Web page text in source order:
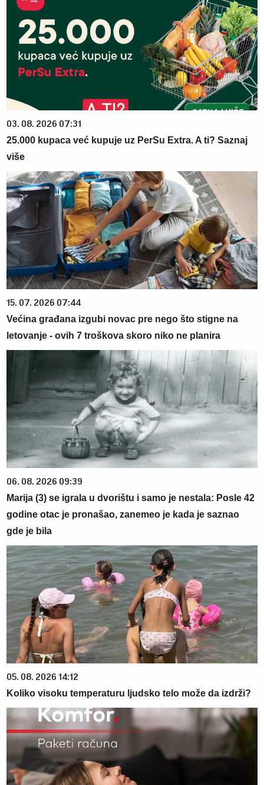
03. 08. 2026 07:31
25.000 kupaca već kupuje uz PerSu Extra. A ti? Saznaj
više
15. 07. 2026 07:44
Većina građana izgubi novac pre nego što stigne na
letovanje - ovih 7 troškova skoro niko ne planira
06. 08. 2026 09:39
Marija (3) se igrala u dvorištu i samo je nestala: Posle 42
godine otac je pronašao, zanemeo je kada je saznao
gde je bila
05. 08. 2026 14:12
Koliko visoku temperaturu ljudsko telo može da izdrži?